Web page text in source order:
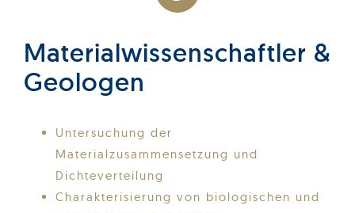
Materialwissenschaftler &
Geologen
Untersuchung der
Materialzusammensetzung und
Dichteverteilung
Charakterisierung von biologischen und